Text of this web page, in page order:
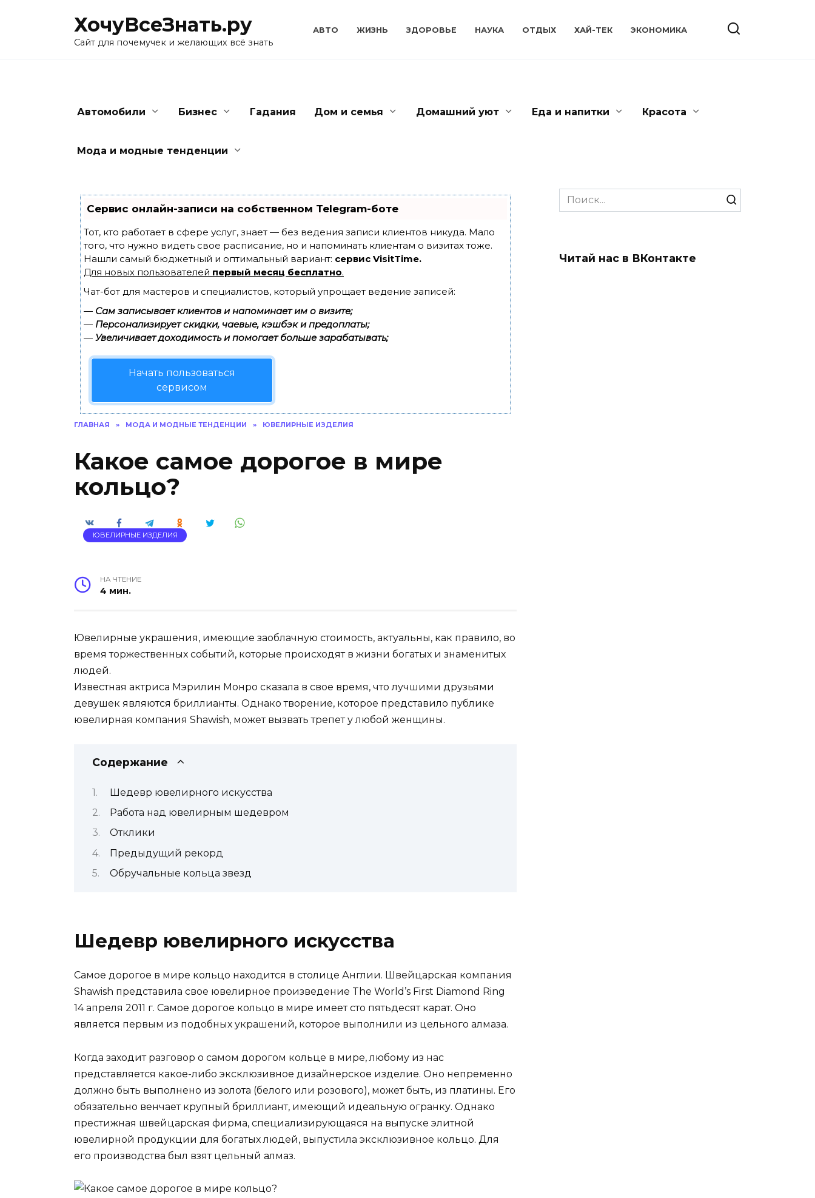
ХочуВсеЗнать.ру
Сайт для почемучек и желающих всё знать
АВТО ЖИЗНЬ ЗДОРОВЬЕ НАУКА ОТДЫХ ХАЙ-ТЕК ЭКОНОМИКА
Автомобили Бизнес Гадания Дом и семья Домашний уют Еда и напитки Красота
Мода и модные тенденции
Сервис онлайн-записи на собственном Telegram-боте
Тот, кто работает в сфере услуг, знает — без ведения записи клиентов никуда. Мало
того, что нужно видеть свое расписание, но и напоминать клиентам о визитах тоже.
Нашли самый бюджетный и оптимальный вариант: сервис VisitTime.
Для новых пользователей первый месяц бесплатно.
Чат-бот для мастеров и специалистов, который упрощает ведение записей:
— Сам записывает клиентов и напоминает им о визите;
— Персонализирует скидки, чаевые, кэшбэк и предоплаты;
— Увеличивает доходимость и помогает больше зарабатывать;
Начать пользоваться
сервисом
ГЛАВНАЯ » МОДА И МОДНЫЕ ТЕНДЕНЦИИ » ЮВЕЛИРНЫЕ ИЗДЕЛИЯ
Какое самое дорогое в мире
кольцо?
ЮВЕЛИРНЫЕ ИЗДЕЛИЯ
НА ЧТЕНИЕ
4 мин.
Ювелирные украшения, имеющие заоблачную стоимость, актуальны, как правило, во
время торжественных событий, которые происходят в жизни богатых и знаменитых
людей.
Известная актриса Мэрилин Монро сказала в свое время, что лучшими друзьями
девушек являются бриллианты. Однако творение, которое представило публике
ювелирная компания Shawish, может вызвать трепет у любой женщины.
Содержание
Шедевр ювелирного искусства
Работа над ювелирным шедевром
Отклики
Предыдущий рекорд
Обручальные кольца звезд
Шедевр ювелирного искусства
Самое дорогое в мире кольцо находится в столице Англии. Швейцарская компания
Shawish представила свое ювелирное произведение The World’s First Diamond Ring
14 апреля 2011 г. Самое дорогое кольцо в мире имеет сто пятьдесят карат. Оно
является первым из подобных украшений, которое выполнили из цельного алмаза.
Когда заходит разговор о самом дорогом кольце в мире, любому из нас
представляется какое-либо эксклюзивное дизайнерское изделие. Оно непременно
должно быть выполнено из золота (белого или розового), может быть, из платины. Его
обязательно венчает крупный бриллиант, имеющий идеальную огранку. Однако
престижная швейцарская фирма, специализирующаяся на выпуске элитной
ювелирной продукции для богатых людей, выпустила эксклюзивное кольцо. Для
его производства был взят цельный алмаз.
Search
for:
Читай нас в ВКонтакте